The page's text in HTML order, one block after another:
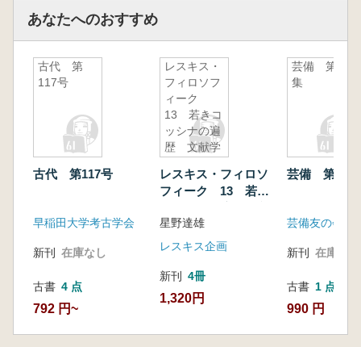
あなたへのおすすめ
古代 第
117号
古代 第117号
早稲田大学考古学会
新刊 在庫なし
古書 4 点
792 円~
レスキス・
フィロソフ
ィーク
13 若きコ
ッシナの遍
歴 文献学
学」へ
レスキス・フィロソ
フィーク 13 若き
献学から「考古学」
へ
星野達雄
レスキス企画
新刊 4冊
1,320円
芸備 第14
集
芸備 第14集
芸備友の会
新刊 在庫なし
古書 1 点
990 円